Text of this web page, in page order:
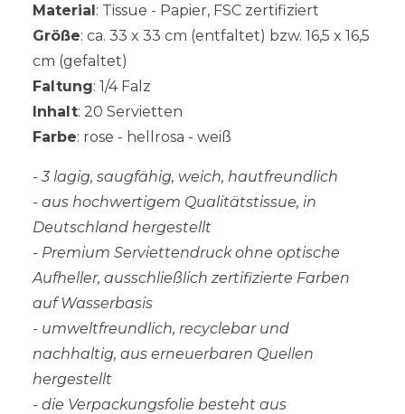
Material: Tissue - Papier, FSC zertifiziert
Größe: ca. 33 x 33 cm (entfaltet) bzw. 16,5 x 16,5
cm (gefaltet)
Faltung: 1/4 Falz
Inhalt: 20 Servietten
Farbe: rose - hellrosa - weiß
- 3 lagig, saugfähig, weich, hautfreundlich
- aus hochwertigem Qualitätstissue, in
Deutschland hergestellt
- Premium Serviettendruck ohne optische
Aufheller, ausschließlich zertifizierte Farben
auf Wasserbasis
- umweltfreundlich, recyclebar und
nachhaltig, aus erneuerbaren Quellen
hergestellt
- die Verpackungsfolie besteht aus